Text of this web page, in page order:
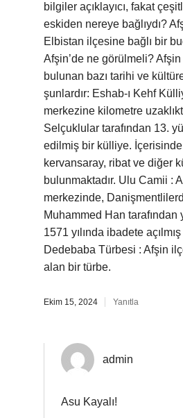
bilgiler açıklayıcı, fakat
eskiden nereye bağlıydı?
Elbistan ilçesine bağlı bir
Afşin’de ne görülmeli?
bulunan bazı tarihi ve
şunlardır: Eshab-ı Kehf
merkezine kilometre
Selçuklular tarafından 13.
edilmiş bir külliye.
kervansaray, ribat ve diğer
bulunmaktadır. Ulu Camii :
merkezinde,
Muhammed Han tarafından
1571 yılında ibadete
Dedebaba Türbesi : Afşin
alan bir türbe.
Ekim 15, 2024 Yanıtla
admin
Asu Kayalı!